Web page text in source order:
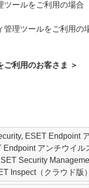
ツールをご利用の場合
管理ツールをご利用の
ご利用のお客さま ＞
ESET Endpoint
Endpoint アンチウイ
Security
Inspect（クラウド